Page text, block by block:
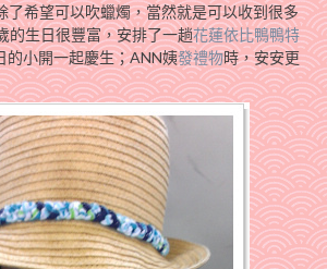
了希望可以吹蠟燭，當然就是可以收到很多
的生日很豐富，安排了一趟花蓮依比鴨鴨特
的小開一起慶生；ANN姨發禮物時，安安更